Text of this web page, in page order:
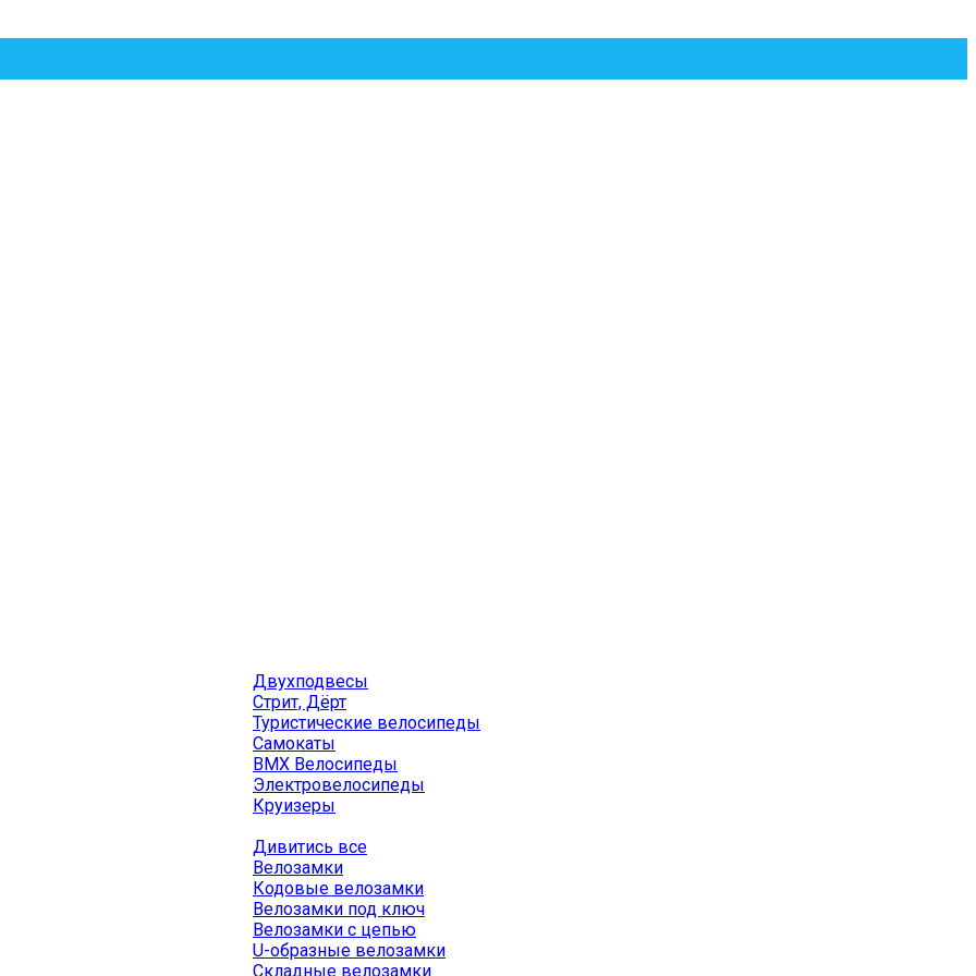
Двухподвесы
Стрит, Дёрт
Туристические велосипеды
Самокаты
BMX Велосипеды
Электровелосипеды
Круизеры
Дивитись все
Велозамки
Кодовые велозамки
Велозамки под ключ
Велозамки с цепью
U-образные велозамки
Складные велозамки